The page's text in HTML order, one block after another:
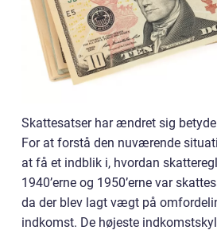
Skattesatser har ændret sig
For at forstå den nuværende
at få et indblik i, hvordan
1940’erne og 1950’erne var
da der blev lagt vægt på
indkomst. De højeste